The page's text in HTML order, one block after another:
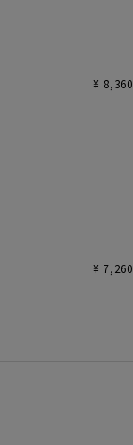
¥ 8,360
¥ 7,260